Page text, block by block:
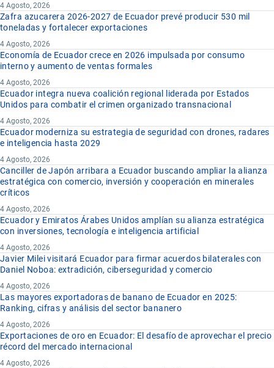
4 Agosto, 2026
Zafra azucarera 2026-2027 de Ecuador prevé producir 530 mil
toneladas y fortalecer exportaciones
4 Agosto, 2026
Economía de Ecuador crece en 2026 impulsada por consumo
interno y aumento de ventas formales
4 Agosto, 2026
Ecuador integra nueva coalición regional liderada por Estados
Unidos para combatir el crimen organizado transnacional
4 Agosto, 2026
Ecuador moderniza su estrategia de seguridad con drones, radares
e inteligencia hasta 2029
4 Agosto, 2026
Canciller de Japón arribara a Ecuador buscando ampliar la alianza
estratégica con comercio, inversión y cooperación en minerales
críticos
4 Agosto, 2026
Ecuador y Emiratos Árabes Unidos amplían su alianza estratégica
con inversiones, tecnología e inteligencia artificial
4 Agosto, 2026
Javier Milei visitará Ecuador para firmar acuerdos bilaterales con
Daniel Noboa: extradición, ciberseguridad y comercio
4 Agosto, 2026
Las mayores exportadoras de banano de Ecuador en 2025:
Ranking, cifras y análisis del sector bananero
4 Agosto, 2026
Exportaciones de oro en Ecuador: El desafío de aprovechar el precio
récord del mercado internacional
4 Agosto, 2026